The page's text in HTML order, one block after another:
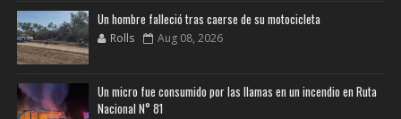
Un hombre falleció tras caerse de su motocicleta
Rolls Aug 08, 2026
Un micro fue consumido por las llamas en un incendio en Ruta
Nacional N° 81